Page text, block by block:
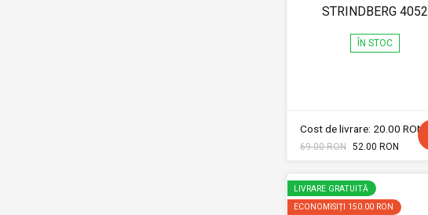
STRINDBERG 4052
ÎN STOC
Cost de livrare: 20.00 RON
69.00 RON 52.00 RON
LIVRARE GRATUITĂ
ECONOMISIȚI 150.00 RON